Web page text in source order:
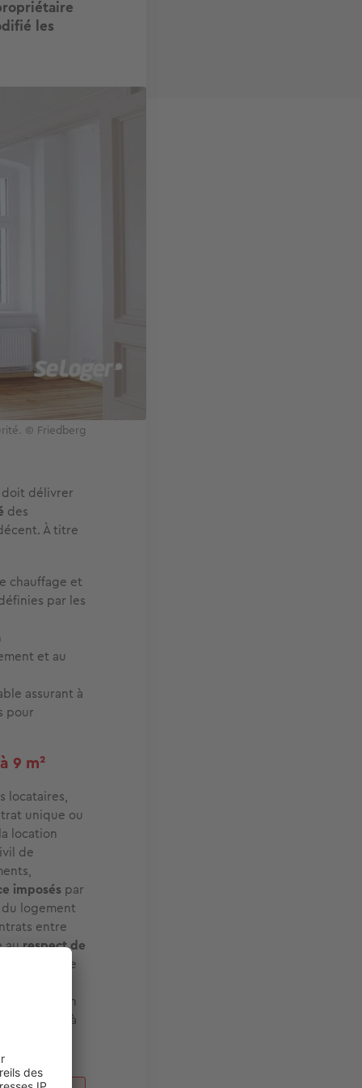
les
© Friedberg
doit délivrer
des
À titre
chauffage et
par les
et au
assurant à
pour
9 m²
locataires,
unique ou
location
de
imposés par
logement
entre
aurespect de
précise que
d’entrée en
égal à